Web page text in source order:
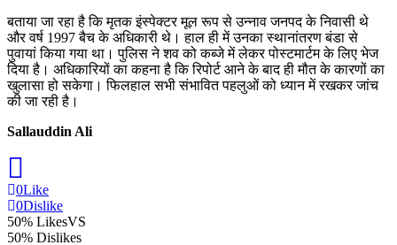
बताया जा रहा है कि मृतक इंस्पेक्टर मूल रूप से उन्नाव जनपद के निवासी थे
और वर्ष 1997 बैच के अधिकारी थे। हाल ही में उनका स्थानांतरण बंडा से
पुवायां किया गया था। पुलिस ने शव को कब्जे में लेकर पोस्टमार्टम के लिए भेज
दिया है। अधिकारियों का कहना है कि रिपोर्ट आने के बाद ही मौत के कारणों का
खुलासा हो सकेगा। फिलहाल सभी संभावित पहलुओं को ध्यान में रखकर जांच
की जा रही है।
Sallauddin Ali
0Like
0Dislike
50% LikesVS
50% Dislikes